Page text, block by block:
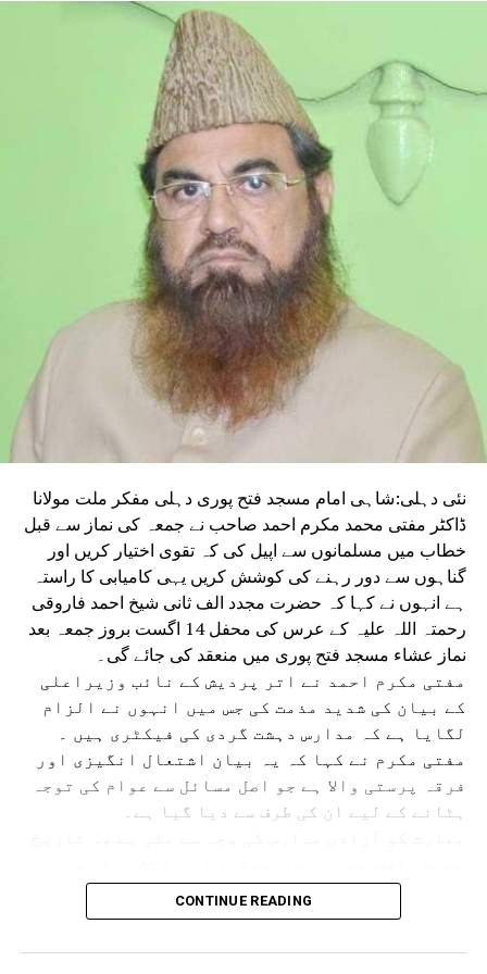
روشنی میں، ہر اہل خاندان اور یونٹ کو ₹3 لاکھ کی یک وقتی
ایکس گریشیا امداد ملے گی۔ مزید برآں، جن خاندانوں کے پاس
دہلی میں متبادل رہائش نہیں ہے، انہیں ساودا گھیرا میں واقع
رہائشی یونٹوں میں 11 ماہ کے لیے لائسنس پر مبنی عارضی
رہائش فراہم کی جائے گی۔شمال مغربی ضلع کے ڈپٹی کمشنر
آف پولیس (ڈی سی پی) اکانکشا یادو نے بتایا کہ سول ایجنسیوں
نے سپریم کورٹ کے حکم کی تعمیل میں شالیمار باغ گاؤں میں
مسمار کرنے کی کارروائیاں کیں۔ دہلی پولیس نے امن و امان
کے لیے تیاریاں کیں۔ دہلی پولیس، سی آر پی ایف، اور ریپڈ
ایکشن فورس کی دس کمپنیاں تعینات کی گئیں۔ ڈرونز نے پورے
علاقے کی نگرانی کی۔انتظامیہ کی کارروائی کے درمیان کئی
متاثرہ خاندان قیمتی سامان اٹھائے ہوئے دیکھے گئے۔ بہت سے
متاثرہ خاندانوں اور رہائشیوں نے اس کارروائی پر سوال اٹھاتے
ہوئے الزام لگایا کہ 50 سال سے زیادہ عرصے سے وہاں
رہنے اور جائیداد کے دستاویزات، بجلی اور پانی
کے کنکشن، آدھار کارڈ اور ووٹر کارڈ رکھنے کے
باوجود یہ کارروائی نہیں کی جانی چاہیے تھی۔
عام لوگوں کو سستے گھر فراہم کرنے میں ناکام ہو
چکی ہے۔
RELATED TOPICS:
UP
گٹر کے پانی کو ٹریٹ کرکے پانی کی کمی کوکرے
دور
DON'T MISS
اسکول آف پلاننگ کے دفتر میںلگی آگ
نئی دہلی:شاہی امام مسجد فتح پوری دہلی مفکر ملت مولانا
ڈاکٹر مفتی محمد مکرم احمد صاحب نے جمعہ کی نماز سے قبل
خطاب میں مسلمانوں سے اپیل کی کہ تقوی اختیار کریں اور
گناہوں سے دور رہنے کی کوشش کریں یہی کامیابی کا راستہ
ہے انہوں نے کہا کہ حضرت مجدد الف ثانی شیخ احمد فاروقی
رحمتہ اللہ علیہ کے عرس کی محفل 14 اگست بروز جمعہ بعد
نماز عشاء مسجد فتح پوری میں منعقد کی جائے گی۔
مفتی مکرم احمد نے اتر پردیش کے نائب وزیراعلی
کے بیان کی شدید مذمت کی جس میں انہوں نے الزام
لگایا ہے کہ مدارس دہشت گردی کی فیکٹری ہیں ۔
مفتی مکرم نے کہا کہ یہ بیان اشتعال انگیزی اور
فرقہ پرستی والا ہے جو اصل مسائل سے عوام کی توجہ
ہٹانے کے لیے ان کی طرف سے دیا گیا ہے۔
مدرسہ میں دہشت گردی کا ثبوت نہیں ملا ہے بہت عرصے
سے مدارس پر یہ الزام لگایا جاتا رہا ہے جس کا
CONTINUE READING